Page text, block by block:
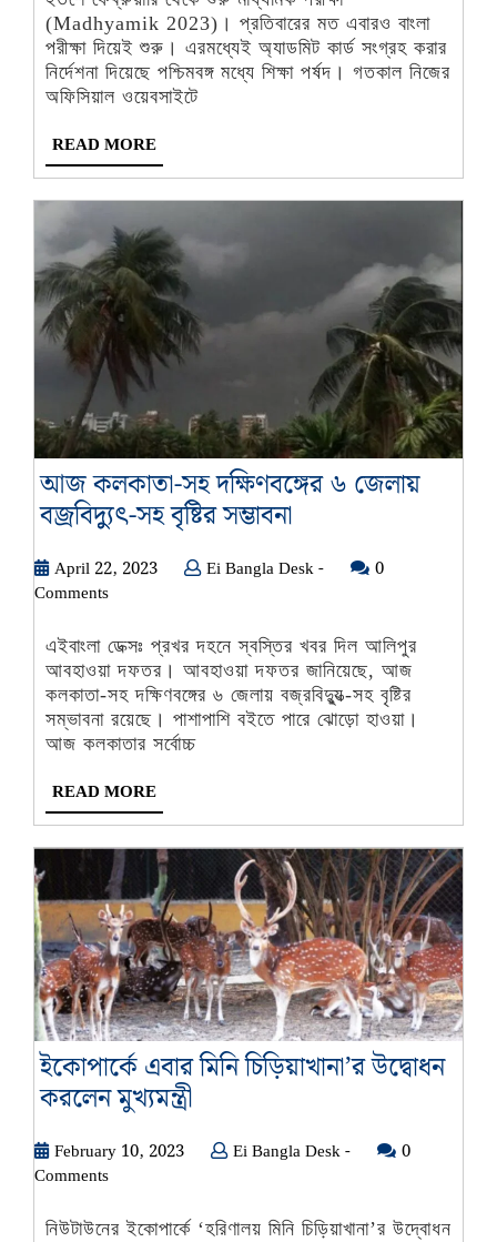
অ্যাডমিট
কার্ড?
জেনে
(Madhyamik 2023)। প্রতিবারের মত এবারও বাংলা
পরীক্ষা দিয়েই শুরু। এরমধ্যেই অ্যাডমিট কার্ড সংগ্রহ করার
নির্দেশনা দিয়েছে পশ্চিমবঙ্গ মধ্যে শিক্ষা পর্ষদ। গতকাল নিজের
অফিসিয়াল ওয়েবসাইটে
READ MOREREAD
MORE
আজ কলকাতা-সহ দক্ষিণবঙ্গের ৬ জেলায়
বজ্রবিদ্যুুত্‍-সহ বৃষ্টির সম্ভাবনা
সহ
৬
জেলায়
বজ্রবিদ্যুুত্‍-
সহ
April 22, 2023April Ei Bangla Desk -Ei
-
0
Comments
এইবাংলা ডেক্সঃ প্রখর দহনে স্বস্তির খবর দিল আলিপুর
আবহাওয়া দফতর। আবহাওয়া দফতর জানিয়েছে, আজ
কলকাতা-সহ দক্ষিণবঙ্গের ৬ জেলায় বজ্রবিদ্যুুত্‍-সহ বৃষ্টির
সম্ভাবনা রয়েছে। পাশাপাশি বইতে পারে ঝোড়ো হাওয়া।
আজ কলকাতার সর্বোচ্চ
READ MOREREAD
MORE
ইকোপার্কে এবার মিনি চিড়িয়াখানা’র উদ্বোধন
করলেন মুখ্যমন্ত্রী
মিনি
উদ্বোধন
February 10, 2023FebruaryEi Bangla Desk -Ei
-
0
Comments
নিউটাউনের ইকোপার্কে ‘হরিণালয় মিনি চিড়িয়াখানা’র উদ্বোধন